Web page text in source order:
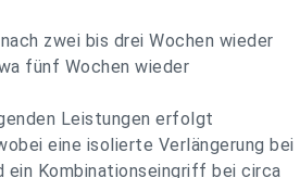
zwei bis drei Wochen wieder
fünf Wochen wieder
Leistungen erfolgt
eine isolierte Verlängerung bei
ein Kombinationseingriff bei circa